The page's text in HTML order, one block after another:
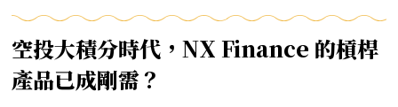
空投大積分時代，NX Finance 的槓桿
產品已成剛需？